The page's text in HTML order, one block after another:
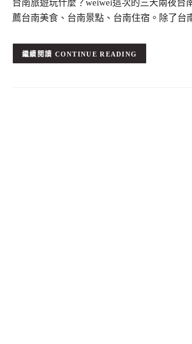
台南旅遊玩什麼？weiwei這次的三天兩夜台
薦台南美食、台南景點、台南住宿。除了
CONTINUE READING